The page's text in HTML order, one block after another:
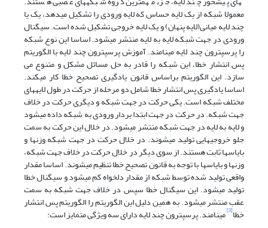
معمولا شبکه از یک لایه حساس که لایه ورودی را تشکیل می­دهد، یک یا
چند لایه میانی(لایه پنهان) و یک لایه خروجی تشکیل شده است. سیگنال
ورودی در جهت شبکه لایه به لایه منتشر می­شود. اساسا این نوع شبکه
را پرسپترون چند لایه می­نامند. آموزش پرسپترون چند لایه با الگوریتم
پس انتشار خطا، این شبکه را قادر به حل مسائل مشکل و متنوع می
سازد. این الگوریتم براساس قانون یادگیری تصحیح خطا کار می­کند.
اساسا یادگیری پس انتشار خطا شامل دو مرحله از حرکت در طول لایه­های
مختلف شبکه است. یکی حرکت در جهت شبکه و دیگری حرکت در خلاف
جهت شبکه. در حرکت در جهت ابتدا بردار ورودی به شبکه داده می­شود
و لایه به لایه در جهت شبکه منتشر می­شود. در خلال این حرکت به سمت
جلو خروجی­هایی تولید می­شوند. در خلال حرکت در جهت شبکه وزن­ها و
بایاس­ها ثابت هستند. از سوی دیگر در خلال حرکت در خلاف جهت شبکه،
وزن­ها و بایاس­ها با توجه به قانون تصحیح خطا تنظیم می­شوند. اساسا مقدار
واقعی تولید شده توسط شبکه از مقدار دلخواه کم می­شود و سیگنال خطا
تولید می­شود. این سیگنال خطا سپس در خلاف جهت شبکه به سمت
عقب منتشر می­شود. به همین دلیل این الگوریتم را الگوریتم پس انتشار
خطا[3] می­نامند. پرسپترون چند لایه دارای سه ویژگی متمایز است: